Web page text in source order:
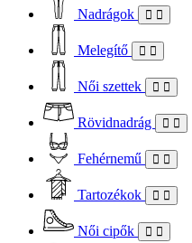
Nadrágok
Melegítő
Női szettek
Rövidnadrág
Fehérnemű
Tartozékok
Női cipők